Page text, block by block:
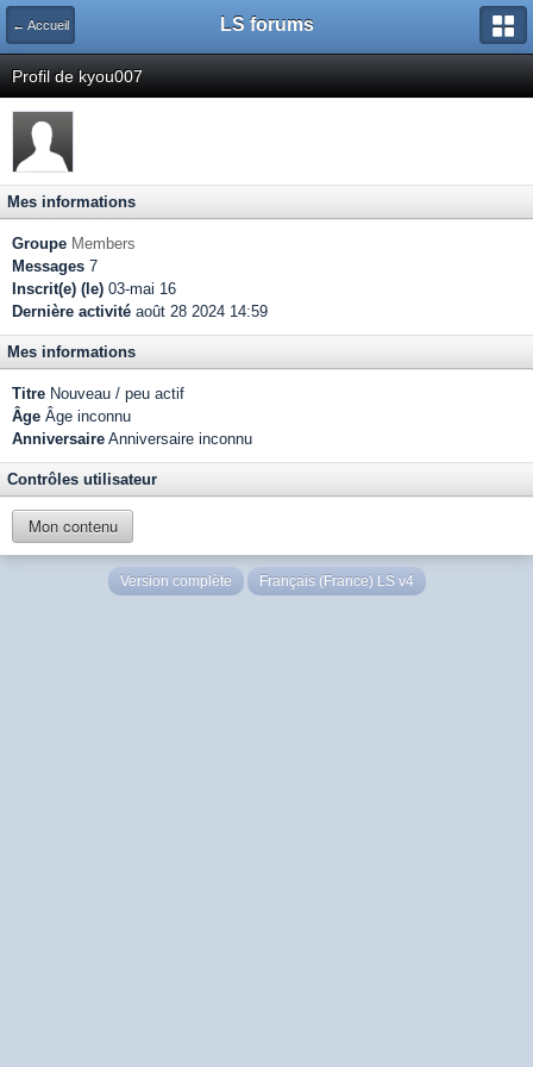
← Accueil LS forums
Profil de kyou007
Mes informations
Groupe Members
Messages 7
Inscrit(e) (le) 03-mai 16
Dernière activité août 28 2024 14:59
Mes informations
Titre Nouveau / peu actif
Âge Âge inconnu
Anniversaire Anniversaire inconnu
Contrôles utilisateur
Mon contenu
Version complète Français (France) LS v4